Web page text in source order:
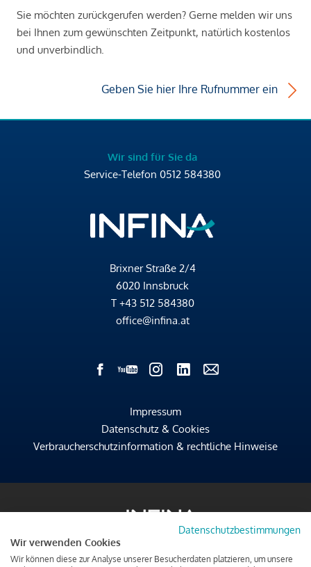
Sie möchten zurückgerufen werden? Gerne melden wir uns
bei Ihnen zum gewünschten Zeitpunkt, natürlich kostenlos
und unverbindlich.
Geben Sie hier Ihre Rufnummer ein
Wir sind für Sie da
Service-Telefon 0512 584380
Brixner Straße 2/4
6020 Innsbruck
T +43 512 584380
office@infina.at
Impressum
Datenschutz & Cookies
Verbraucherschutzinformation & rechtliche Hinweise
Datenschutzbestimmungen
Wir verwenden Cookies
Wir können diese zur Analyse unserer Besucherdaten platzieren, um unsere